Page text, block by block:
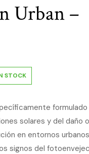
Urban –
STOCK
solares y del daño
en entornos
signos del